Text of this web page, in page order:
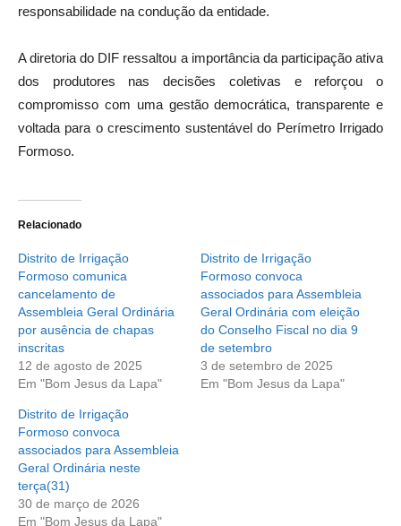
responsabilidade na condução da entidade.
A diretoria do DIF ressaltou a importância da participação ativa
dos produtores nas decisões coletivas e reforçou o
compromisso com uma gestão democrática, transparente e
voltada para o crescimento sustentável do Perímetro Irrigado
Formoso.
Relacionado
Distrito de Irrigação
Formoso comunica
cancelamento de
Assembleia Geral Ordinária
por ausência de chapas
inscritas
12 de agosto de 2025
Em "Bom Jesus da Lapa"
Distrito de Irrigação
Formoso convoca
associados para Assembleia
Geral Ordinária com eleição
do Conselho Fiscal no dia 9
de setembro
3 de setembro de 2025
Em "Bom Jesus da Lapa"
Distrito de Irrigação
Formoso convoca
associados para Assembleia
Geral Ordinária neste
terça(31)
30 de março de 2026
Em "Bom Jesus da Lapa"